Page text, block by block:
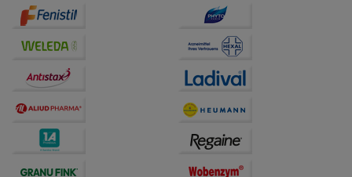
Drittseiten möglichst relevant für Sie zu gestalten.
Dritte wie z.B. Google oder soziale Medien